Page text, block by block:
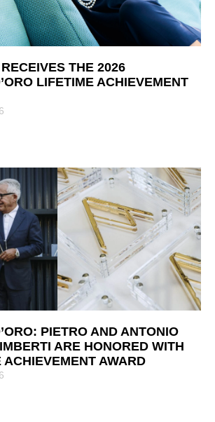
THE 2026
LIFETIME ACHIEVEMENT
PIETRO AND ANTONIO
ARE HONORED WITH
AWARD